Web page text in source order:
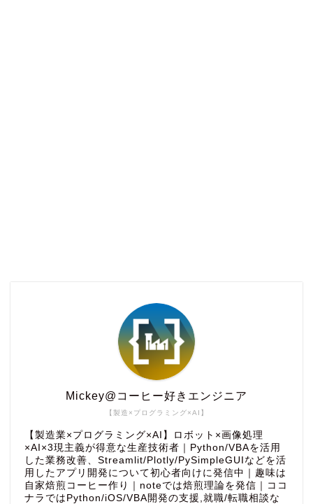
【製造×プログラミング×AI】
Mickey@コーヒー好きエンジニア
【製造業×プログラミング×AI】ロボット×画像処理
×AI×3現主義が得意な生産技術者｜Python/VBAを活用
した業務改善、Streamlit/Plotly/PySimpleGUIなどを活
用したアプリ開発について初心者向けに発信中｜趣味は
自家焙煎コーヒー作り｜noteでは焙煎理論を発信｜ココ
ナラではPython/iOS/VBA開発の支援,就職/転職相談な